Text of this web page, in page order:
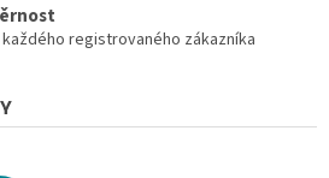
registrovaného zákazníka